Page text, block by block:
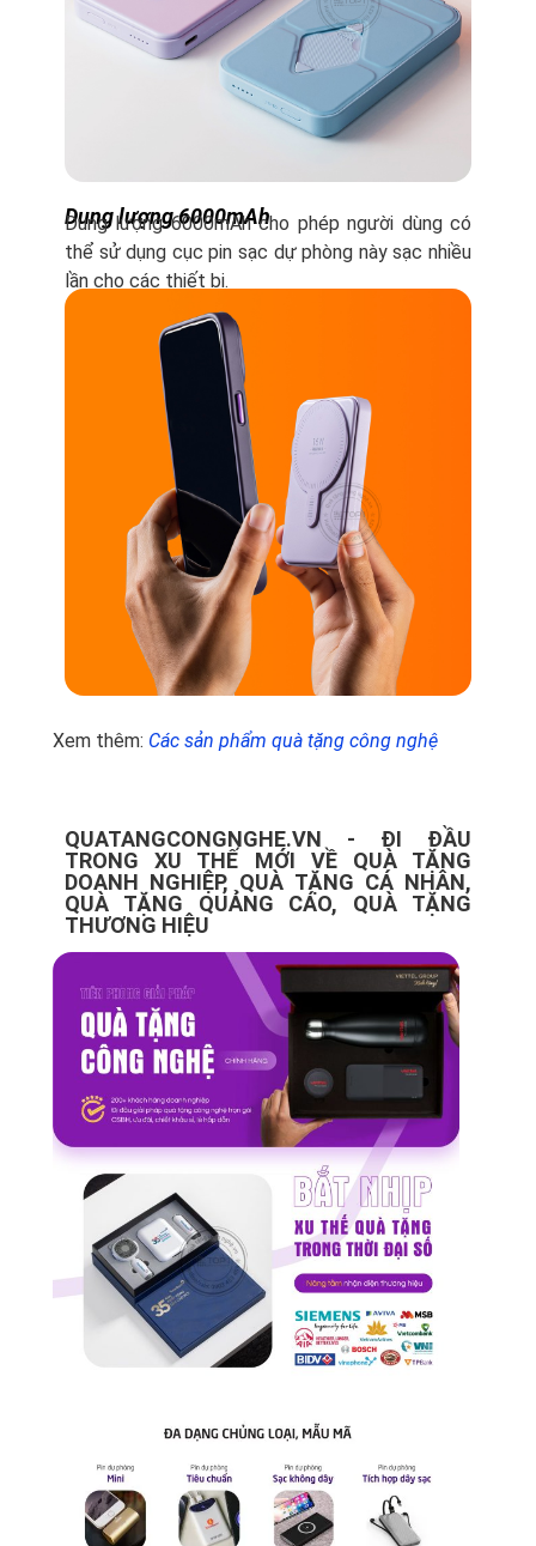
Dung lượng 6000mAh
Dung lượng 6000mAh cho phép người dùng có
thể sử dụng cục pin sạc dự phòng này sạc nhiều
lần cho các thiết bị.
Xem thêm: Các sản phẩm quà tặng công nghệ
QUATANGCONGNGHE.VN - ĐI ĐẦU
TRONG XU THẾ MỚI VỀ QUÀ TẶNG
DOANH NGHIỆP, QUÀ TẶNG CÁ NHÂN,
QUÀ TẶNG QUẢNG CÁO, QUÀ TẶNG
THƯƠNG HIỆU